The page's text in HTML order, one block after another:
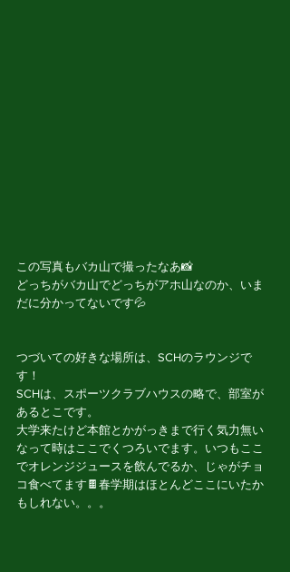
この写真もバカ山で撮ったなあ📸
どっちがバカ山でどっちがアホ山なのか、いま
だに分かってないです💦
つづいての好きな場所は、SCHのラウンジで
す！
SCHは、スポーツクラブハウスの略で、部室が
あるとこです。
大学来たけど本館とかがっきまで行く気力無い
なって時はここでくつろいでます。いつもここ
でオレンジジュースを飲んでるか、じゃがチョ
コ食べてます🍫春学期はほとんどここにいたか
もしれない。。。